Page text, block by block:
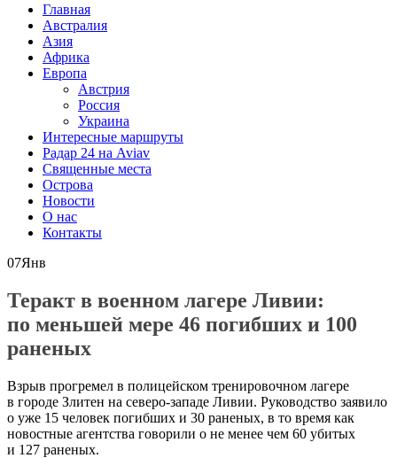
Главная
Австралия
Азия
Африка
Европа
Австрия
Россия
Украина
Интересные маршруты
Радар 24 на Aviav
Священные места
Острова
Новости
О нас
Контакты
07Янв
Теракт в военном лагере Ливии:
по меньшей мере 46 погибших и 100
раненых
Взрыв прогремел в полицейском тренировочном лагере
в городе Злитен на северо-западе Ливии. Руководство заявило
о уже 15 человек погибших и 30 раненых, в то время как
новостные агентства говорили о не менее чем 60 убитых
и 127 раненых.